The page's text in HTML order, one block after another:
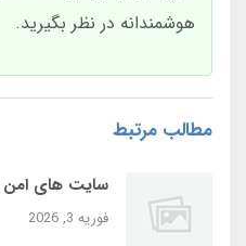
هوشمندانه در نظر بگیرید.
مطالب مرتبط
سایت‌ های امن
فوریه 3, 2026